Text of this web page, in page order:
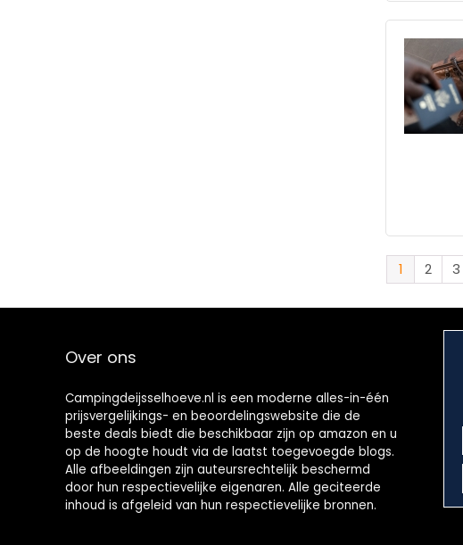
1 2 3
Over ons
Campingdeijsselhoeve.nl is een moderne alles-in-één
prijsvergelijkings- en beoordelingswebsite die de
beste deals biedt die beschikbaar zijn op amazon en u
op de hoogte houdt via de laatst toegevoegde blogs.
Alle afbeeldingen zijn auteursrechtelijk beschermd
door hun respectievelijke eigenaren. Alle geciteerde
inhoud is afgeleid van hun respectievelijke bronnen.